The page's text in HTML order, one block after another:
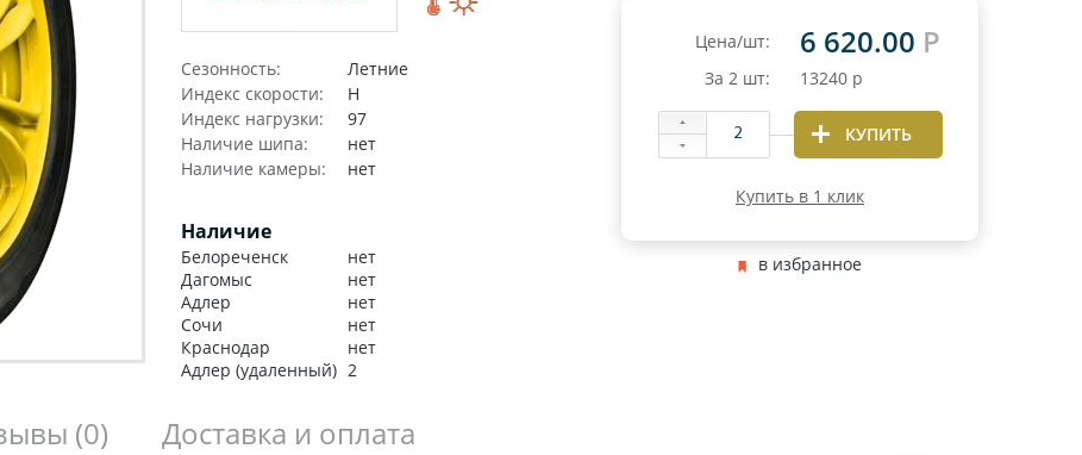
Сезонность:
Летние
Индекс скорости:
H
Индекс нагрузки:
97
Наличие шипа:
нет
Наличие камеры:
нет
Наличие
Белореченск
нет
Дагомыс
нет
Адлер
нет
Сочи
нет
Краснодар
нет
Адлер (удаленный) 2
Цена/шт: 6 620.00 Р
За 2 шт: 13240 р
КУПИТЬ
Купить в 1 клик
в избранное
(0) Доставка и оплата